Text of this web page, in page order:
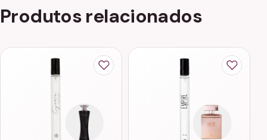
Produtos relacionados